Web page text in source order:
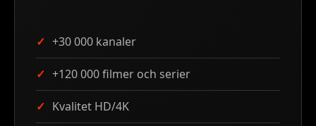
+30 000 kanaler
+120 000 filmer och serier
Kvalitet HD/4K